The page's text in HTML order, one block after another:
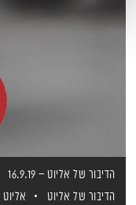
הדיבור של אליוט – 16.9.19
הדיבור של אליוט
אליוט